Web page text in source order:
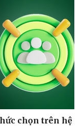
chọn trên hệ